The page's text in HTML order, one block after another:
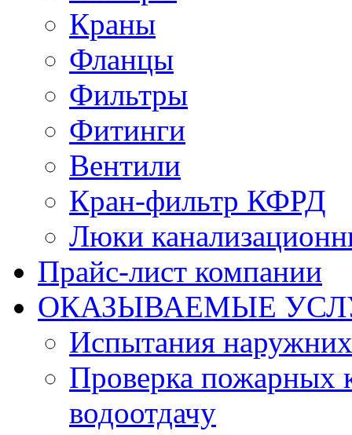
Краны
Фланцы
Фильтры
Фитинги
Вентили
Кран-фильтр КФРД
Люки
Прайс-лист компании
ОКАЗЫВАЕМЫЕ
Испытания
Проверка пожарных
водоотдачу